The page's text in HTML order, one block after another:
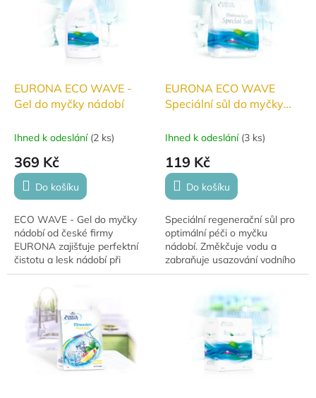
EURONA ECO WAVE -
Gel do myčky nádobí
Ihned k odeslání (2 ks)
369 Kč
Do košíku
ECO WAVE - Gel do myčky
nádobí od české firmy
EURONA zajišťuje perfektní
čistotu a lesk nádobí při
šetrném přístupu k životnímu
použití na všechny druhy...
EURONA ECO WAVE
Speciální sůl do myčky
Ihned k odeslání (3 ks)
119 Kč
Do košíku
Speciální regenerační sůl pro
optimální péči o myčku
nádobí. Změkčuje vodu a
zabraňuje usazování vodního
kamene. Poskytuje ochranu
životnost. Pomáhá...